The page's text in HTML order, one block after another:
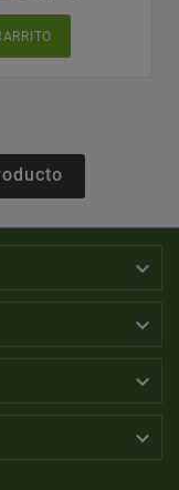



